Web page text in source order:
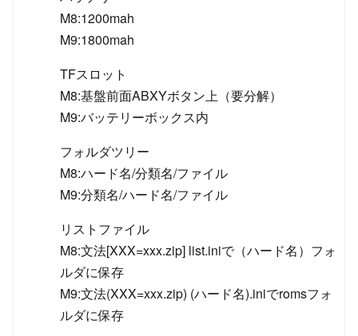
M8:1200mah
M9:1800mah
TFスロット
M8:基盤前面ABXYボタン上（要分解）
M9:バッテリーボックス内
フォルダツリー
M8:ハード名/分類名/ファイル
M9:分類名/ハード名/ファイル
リストファイル
M8:文法[XXX=xxx.zip] list.iniで（ハード名）フォ
ルダに保存
M9:文法(XXX=xxx.zip) (ハード名).iniでromsフォ
ルダに保存